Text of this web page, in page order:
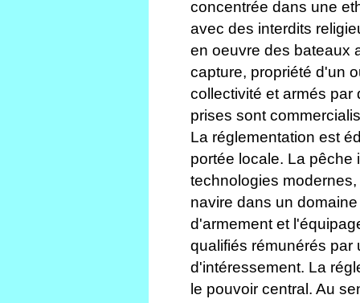
concentrée dans une
avec des interdits
en oeuvre des bateaux
capture, propriété d'un
collectivité et armés
prises sont
La réglementation est
portée locale. La pêche
technologies
navire dans un
d'armement et
qualifiés rémunérés par
d'intéressement. La
le pouvoir central. Au